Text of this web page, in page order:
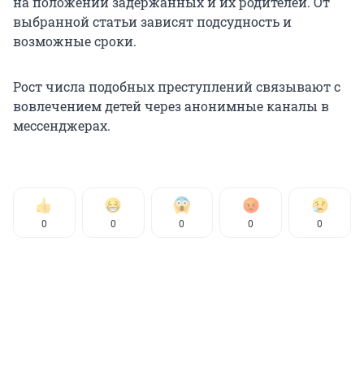
выбранной статьи зависят подсудность и
возможные сроки.
Рост числа подобных преступлений связывают с
вовлечением детей через анонимные каналы в
мессенджерах.
0 0 0 0 0